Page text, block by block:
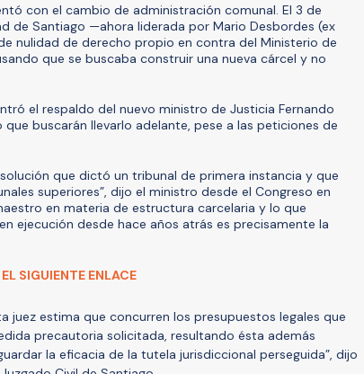
con el cambio de administración comunal. El 3 de
de Santiago —ahora liderada por Mario Desbordes (ex
nulidad de derecho propio en contra del Ministerio de
que se buscaba construir una nueva cárcel y no
el respaldo del nuevo ministro de Justicia Fernando
buscarán llevarlo adelante, pese a las peticiones de
que dictó un tribunal de primera instancia y que
superiores”, dijo el ministro desde el Congreso en
en materia de estructura carcelaria y lo que
ejecución desde hace años atrás es precisamente la
SIGUIENTE ENLACE
juez estima que concurren los presupuestos legales que
precautoria solicitada, resultando ésta además
la eficacia de la tutela jurisdiccional perseguida”, dijo